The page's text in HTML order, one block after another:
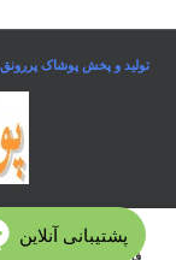
تولید و پخش پوشاک پررونق
فروشگاه